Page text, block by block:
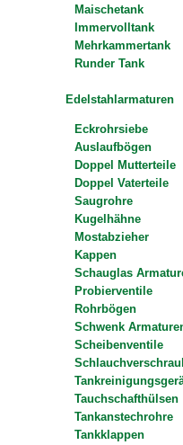
Maischetank
Immervolltank
Mehrkammertank
Runder Tank
Edelstahlarmaturen
Eckrohrsiebe
Auslaufbögen
Doppel Mutterteile
Doppel Vaterteile
Saugrohre
Kugelhähne
Mostabzieher
Kappen
Schauglas
Probierventile
Rohrbögen
Schwenk
Scheibenventile
Tauchschafthülsen
Tankanstechrohre
Tankklappen